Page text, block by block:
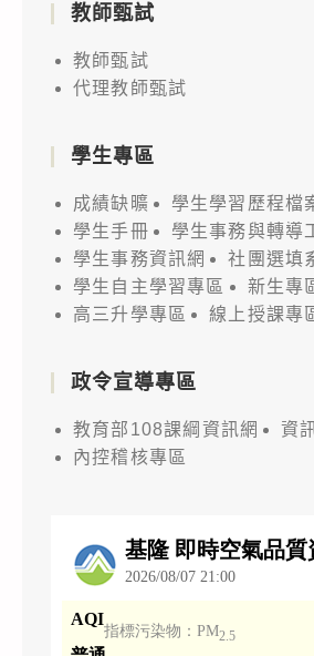
教師甄試
教師甄試
代理教師甄試
學生專區
成績缺曠
學生學習歷程檔
學生手冊
學生事務與轉導
學生事務資訊網
社團選填
學生自主學習專區
新生專
高三升學專區
線上授課專
政令宣導專區
教育部108課綱資訊網
資
內控稽核專區